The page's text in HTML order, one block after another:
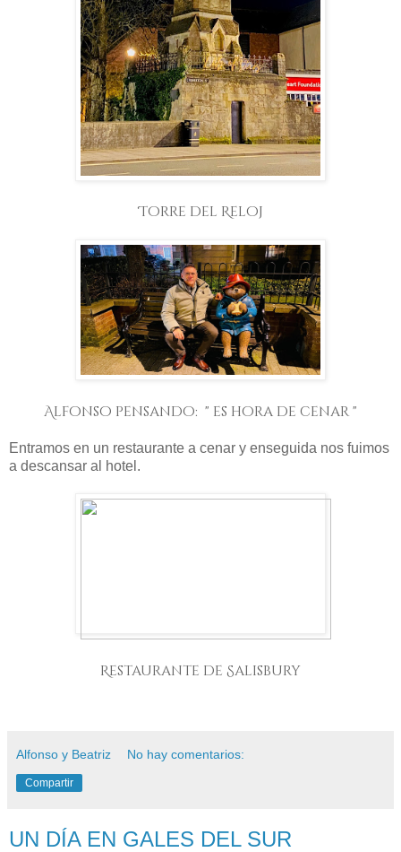
Torre del Reloj
Alfonso pensando: " es hora de cenar "
Entramos en un restaurante a cenar y enseguida nos fuimos
a descansar al hotel.
Restaurante de Salisbury
Alfonso y Beatriz No hay comentarios:
Compartir
UN DÍA EN GALES DEL SUR